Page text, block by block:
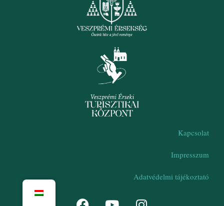
Kapcsolat
Impresszum
Adatvédelmi tájékoztató